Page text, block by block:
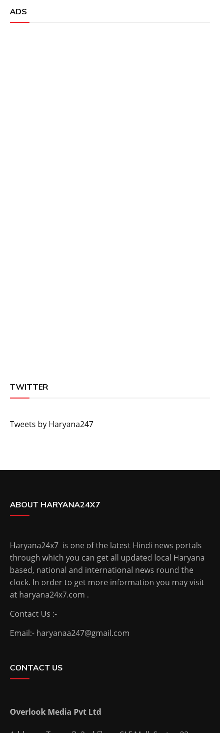
ADS
TWITTER
Tweets by Haryana247
ABOUT HARYANA24X7
Haryana24x7 is one of the latest Hindi news portals
through which you can get all updated local Haryana
based, national and international news round the
clock. In order to get more information you may visit
at haryana24x7.com .
Contact Us :-
Email:- haryanaa247@gmail.com
CONTACT US
Overlook Media Pvt Ltd